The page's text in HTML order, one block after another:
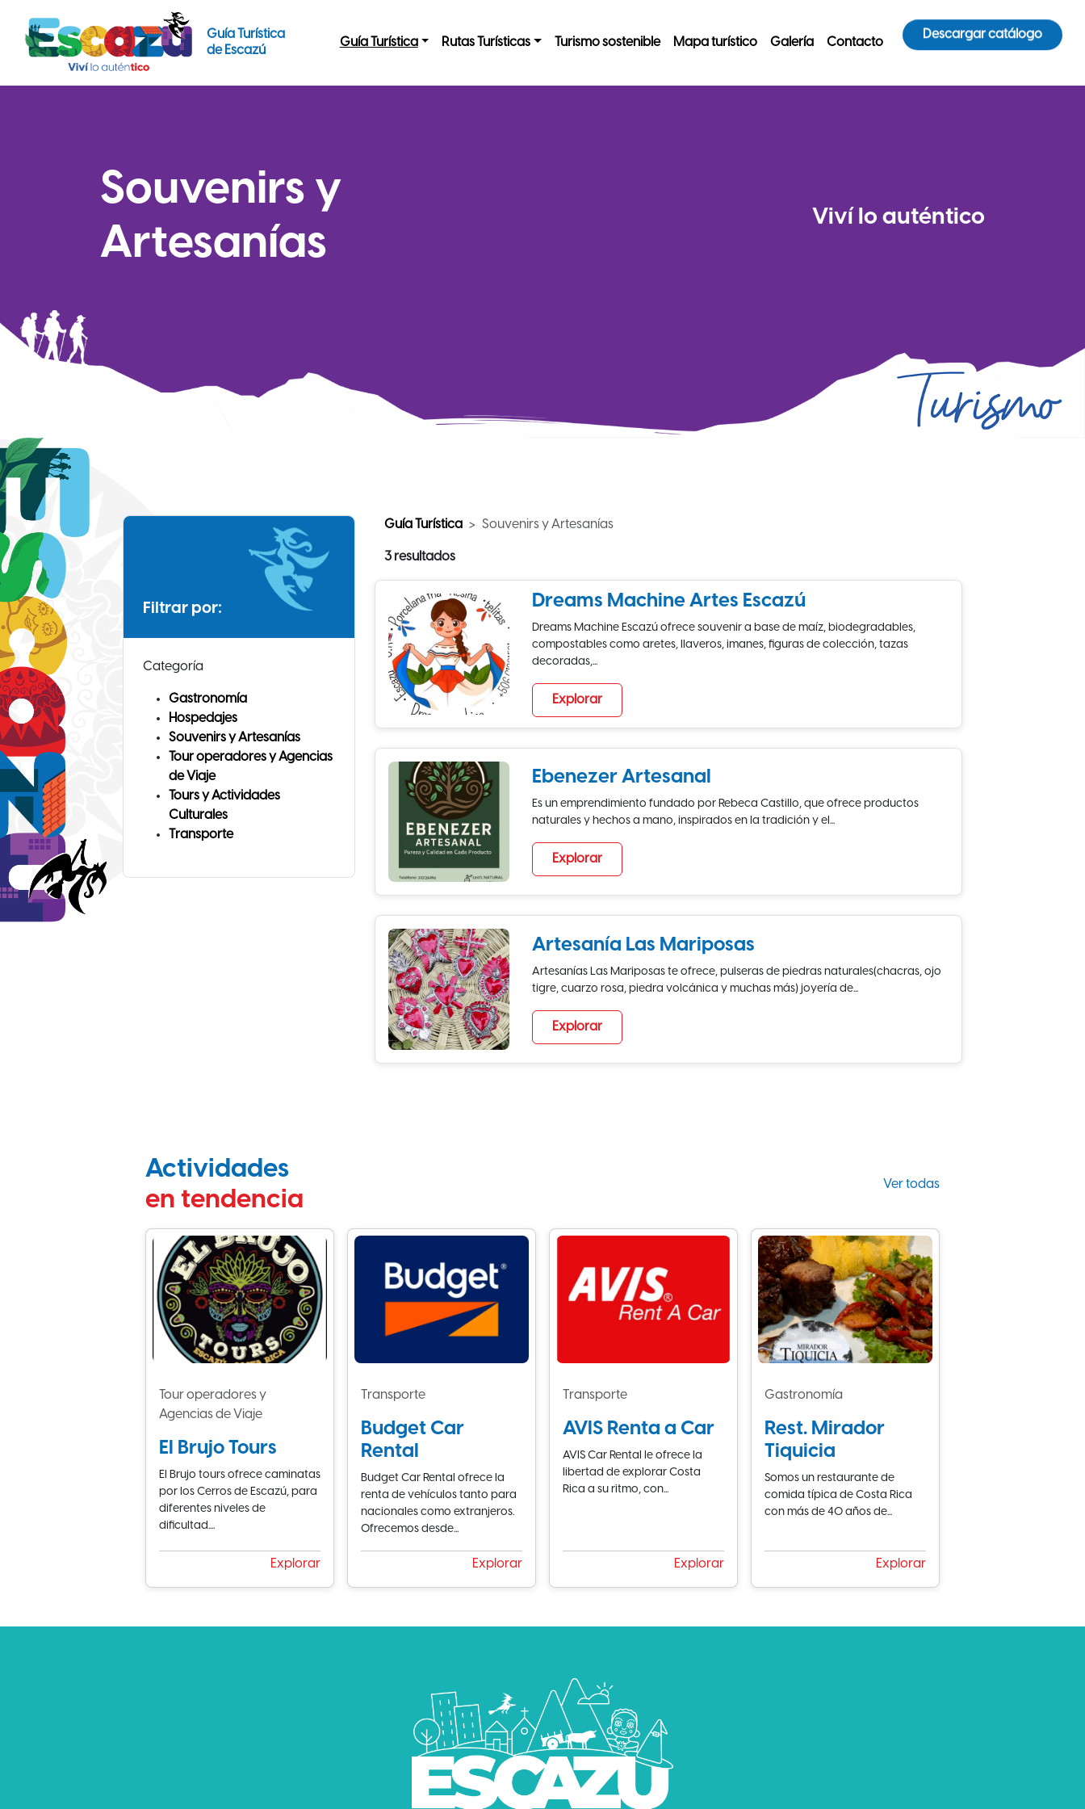
Guía Turística
de Escazú
Guía Turística Rutas Turísticas Turismo sostenible Mapa turístico Galería Contacto Descargar catálogo
Souvenirs y
Artesanías
Viví lo auténtico
Filtrar por:
Categoría
Gastronomía
Hospedajes
Souvenirs y Artesanías
Tour operadores y Agencias
de Viaje
Tours y Actividades
Culturales
Transporte
Guía Turística Souvenirs y Artesanías
3 resultados
Dreams Machine Artes Escazú
Dreams Machine Escazú ofrece souvenir a base de maíz, biodegradables,
compostables como aretes, llaveros, imanes, figuras de colección, tazas
decoradas,...
Explorar
Ebenezer Artesanal
Es un emprendimiento fundado por Rebeca Castillo, que ofrece productos
naturales y hechos a mano, inspirados en la tradición y el...
Explorar
Artesanía Las Mariposas
Artesanías Las Mariposas te ofrece, pulseras de piedras naturales(chacras, ojo
tigre, cuarzo rosa, piedra volcánica y muchas más) joyería de...
Explorar
Actividades
en tendencia
Ver todas
Tour operadores y
Agencias de Viaje
El Brujo Tours
El Brujo tours ofrece caminatas
por los Cerros de Escazú, para
diferentes niveles de
dificultad....
Explorar
Transporte
Budget Car
Rental
Budget Car Rental ofrece la
renta de vehículos tanto para
nacionales como extranjeros.
Ofrecemos desde...
Explorar
Transporte
AVIS Renta a Car
AVIS Car Rental le ofrece la
libertad de explorar Costa
Rica a su ritmo, con...
Explorar
Gastronomía
Rest. Mirador
Tiquicia
Somos un restaurante de
comida típica de Costa Rica
con más de 40 años de...
Explorar